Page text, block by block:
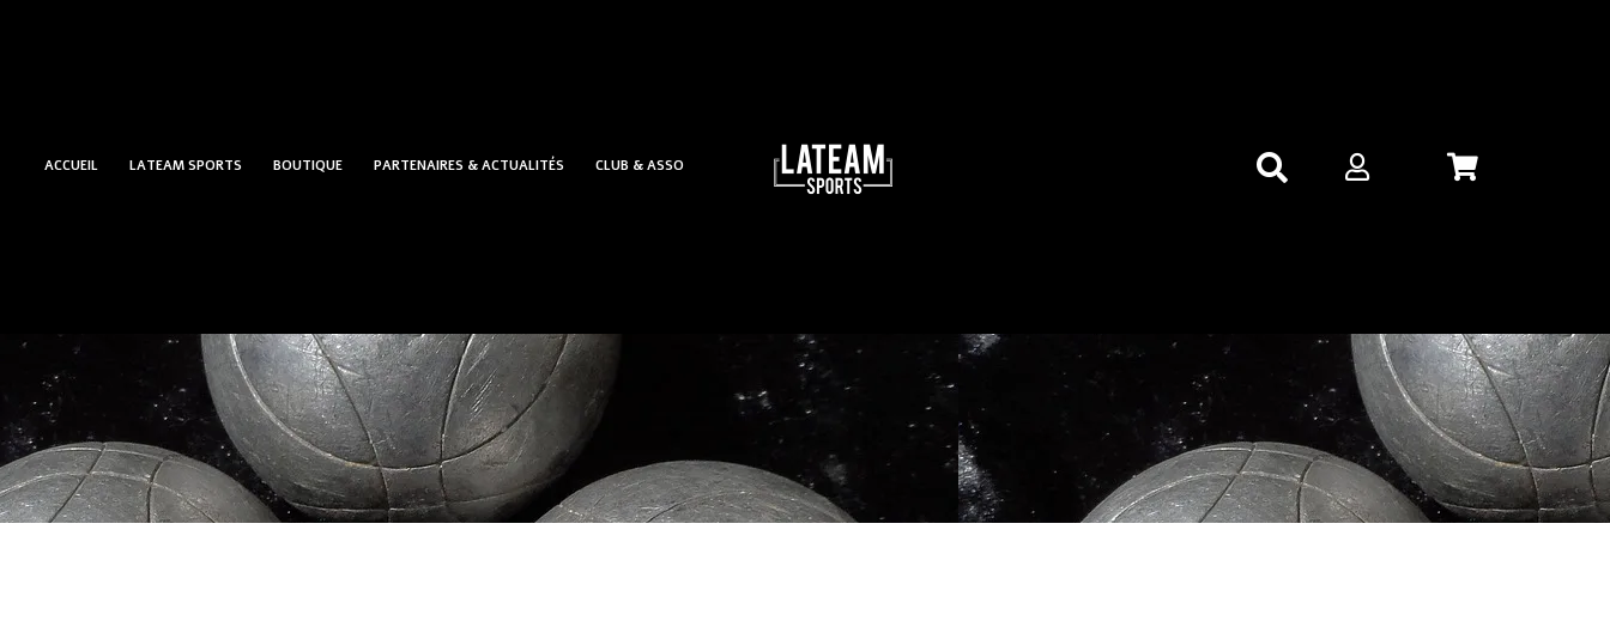
ACCUEIL LATEAM SPORTS BOUTIQUE PARTENAIRES & ACTUALITÉS CLUB & ASSO
Accueil BOUCHON DE PETANQUE / Unis / Bouchon de pétanque en bois Rose fluo